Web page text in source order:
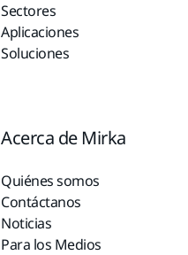
Sectores
Aplicaciones
Soluciones
Acerca de Mirka
Quiénes somos
Contáctanos
Noticias
Para los Medios